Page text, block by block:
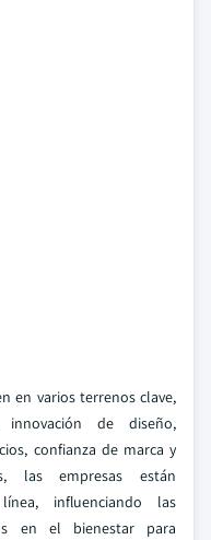
en varios terrenos clave,
de diseño,
confianza de marca y
las empresas están
influenciando las
en el bienestar para